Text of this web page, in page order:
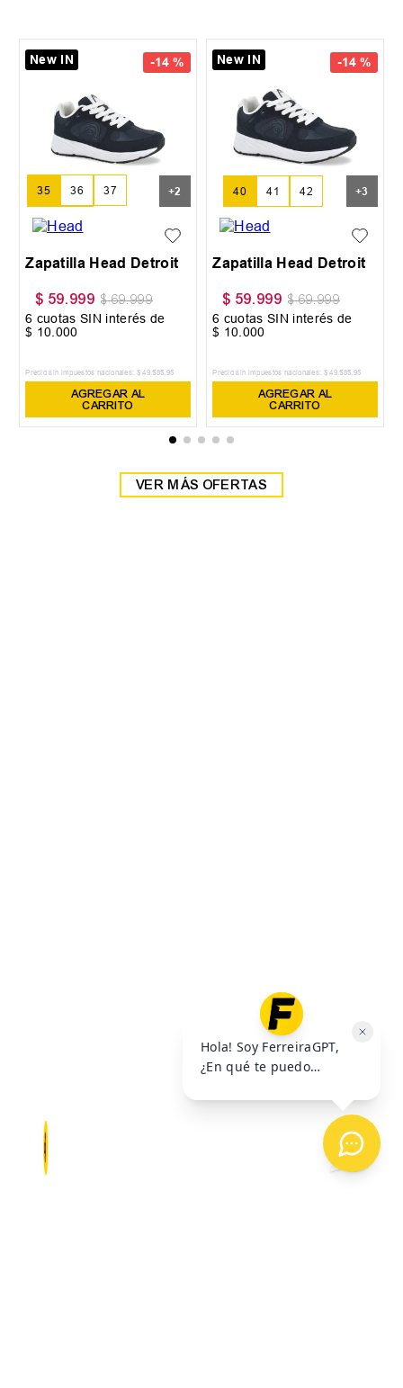
-14 %
New IN
35 36 37
38 39
+2
Zapatilla Head Detroit
$ 59.999 $ 69.999
6 cuotas SIN interés de
$ 10 000
Precio sin impuestos nacionales: $ 49.585,95
AGREGAR AL
CARRITO
-14 %
New IN
40 41 42 +3
Zapatilla Head Detroit
$ 59.999 $ 69.999
6 cuotas SIN interés de
$ 10 000
Precio sin impuestos nacionales: $ 49.585,95
AGREGAR AL
CARRITO
VER MÁS OFERTAS